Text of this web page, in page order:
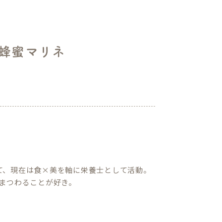
蜜マリネ
現在は食×美を軸に栄養士として活動。
わることが好き。